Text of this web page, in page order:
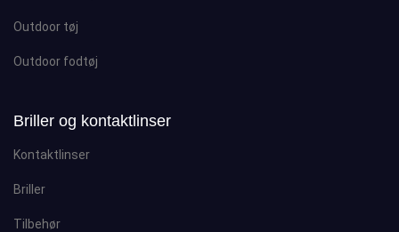
Outdoor tøj
Outdoor fodtøj
Briller og kontaktlinser
Kontaktlinser
Briller
Tilbehør